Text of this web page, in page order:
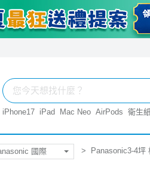
iPhone17 iPad Mac Neo AirPods 衛生
國際 Panasonic3-4坪